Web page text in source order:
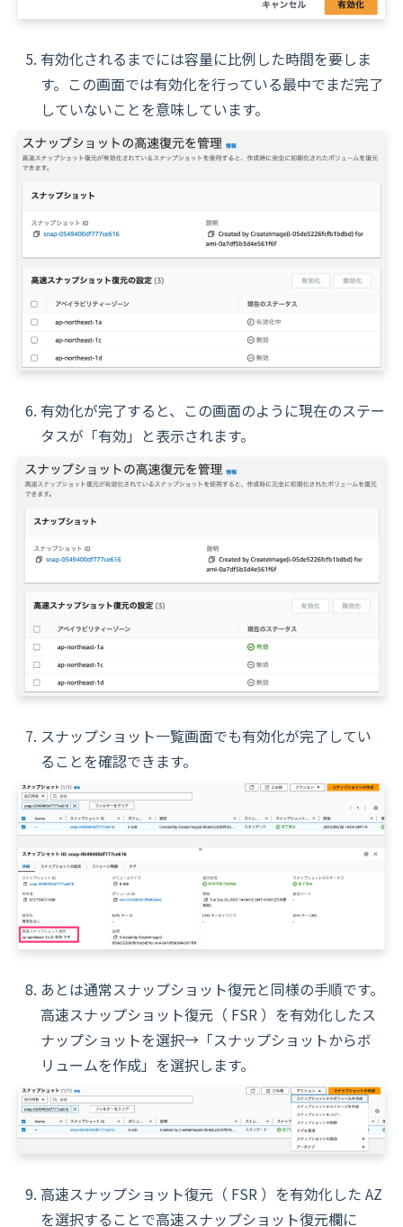
有効化されるまでには容量に比例した時間を要しま
す。この画面では有効化を行っている最中でまだ完了
していないことを意味しています。
有効化が完了すると、この画面のように現在のステー
タスが「有効」と表示されます。
スナップショット一覧画面でも有効化が完了してい
ることを確認できます。
あとは通常スナップショット復元と同様の手順です。
高速スナップショット復元（ FSR ）を有効化したス
ナップショットを選択→「スナップショットからボ
リュームを作成」を選択します。
高速スナップショット復元（ FSR ）を有効化した AZ
を選択することで高速スナップショット復元欄に